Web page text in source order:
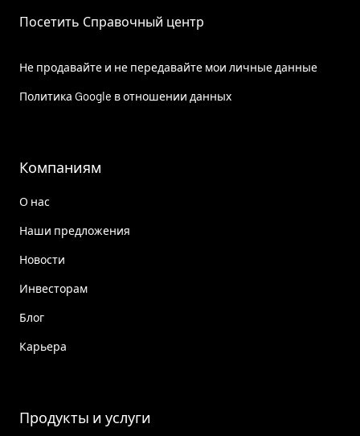
Посетить Справочный центр
Не продавайте и не передавайте мои личные данные
Политика Google в отношении данных
Компаниям
О нас
Наши предложения
Новости
Инвесторам
Блог
Карьера
Продукты и услуги